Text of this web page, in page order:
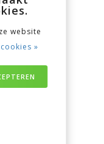
aankoop!
MDF
website
»